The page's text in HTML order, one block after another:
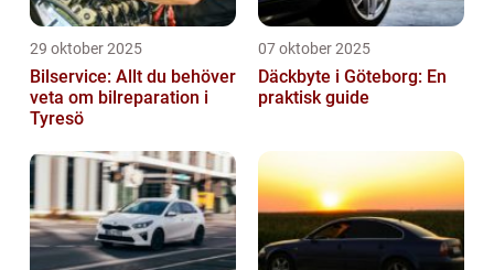
29 oktober 2025
Bilservice: Allt du behöver
veta om bilreparation i
Tyresö
07 oktober 2025
Däckbyte i Göteborg: En
praktisk guide